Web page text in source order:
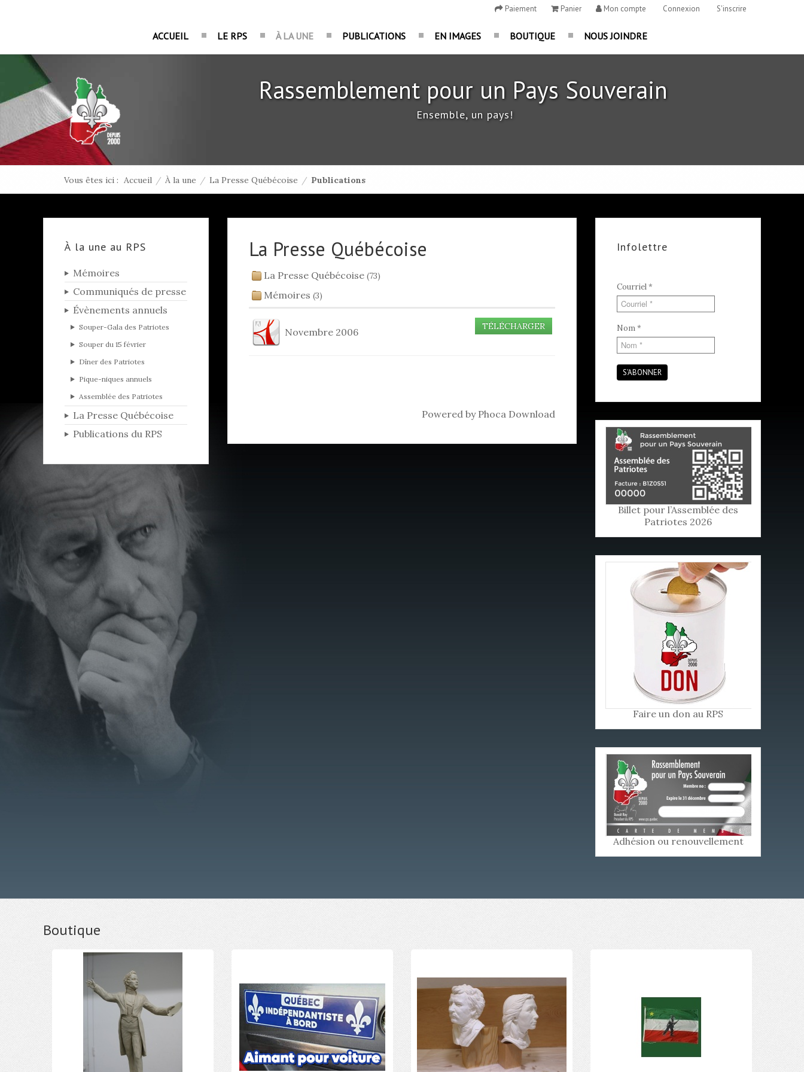
Paiement Panier Mon compte Connexion S'inscrire
ACCUEIL LE RPS À LA UNE PUBLICATIONS EN IMAGES BOUTIQUE NOUS JOINDRE
Rassemblement pour un Pays Souverain
Ensemble, un pays!
Vous êtes ici : Accueil / À la une / La Presse Québécoise / Publications
À la une au RPS
Mémoires
Communiqués de presse
Évènements annuels
Souper-Gala des Patriotes
Souper du 15 février
Dîner des Patriotes
Pique-niques annuels
Assemblée des Patriotes
La Presse Québécoise
Publications du RPS
La Presse Québécoise
La Presse Québécoise (73)
Mémoires (3)
Novembre 2006 TÉLÉCHARGER
Powered by Phoca Download
Infolettre
Courriel*
Nom*
S'ABONNER
Billet pour l’Assemblée des
Patriotes 2026
Faire un don au RPS
Adhésion ou renouvellement
Boutique